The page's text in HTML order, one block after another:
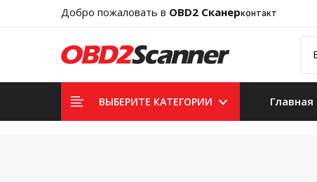
Добро пожаловать в OBD2 Сканерконтакт
ВЫБЕРИТЕ КАТЕГОРИИ Главная